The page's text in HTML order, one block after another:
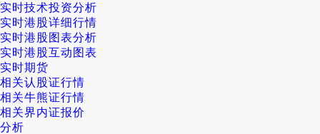
实时技术投资分析
实时港股详细行情
实时港股图表分析
实时港股互动图表
实时期货
相关认股证行情
相关牛熊证行情
相关界内证报价
分析